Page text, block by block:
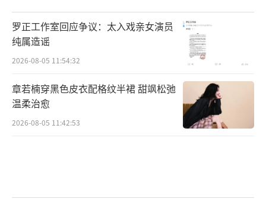
书写。正如网友所说：“我们追的不是电影，
是跨越三十年的陪伴与默契”。当银幕上的时
空穿越遇上现实中的友情长情，这场跨年之约
注定会成为一次充满温暖与回忆的旅程。这
份“她永远对”的神仙友情也将成为娱乐圈最
动人的范本，告诉我们：最好的关系莫过于久
处不厌，互怼不散。古天乐给宣萱拉票角逐TV
罗正工作室回应争议：太入戏亲女演员
纯属造谣
2026-08-05 11:54:32
章若楠穿黑色皮衣配格纹半裙 甜飒松弛
温柔治愈
2026-08-05 11:42:53